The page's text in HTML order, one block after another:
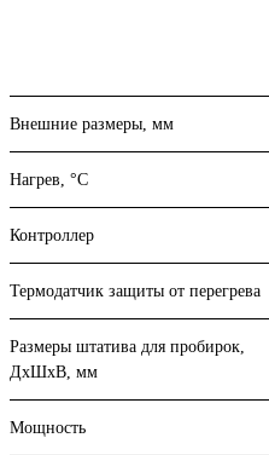
Внешние размеры, мм
Нагрев, °С
Контроллер
Термодатчик защиты от перегрева
Размеры штатива для пробирок,
ДхШхВ, мм
Мощность